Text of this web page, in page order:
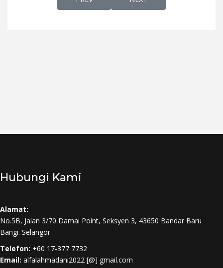
Hubungi Kami
Alamat:
No.5B, Jalan 3/70 Damai Point, Seksyen 3, 43650 Bandar Baru
Bangi. Selangor
Telefon: +60 17-377 7732
Email: alfalahmadani2022 [@] gmail.com